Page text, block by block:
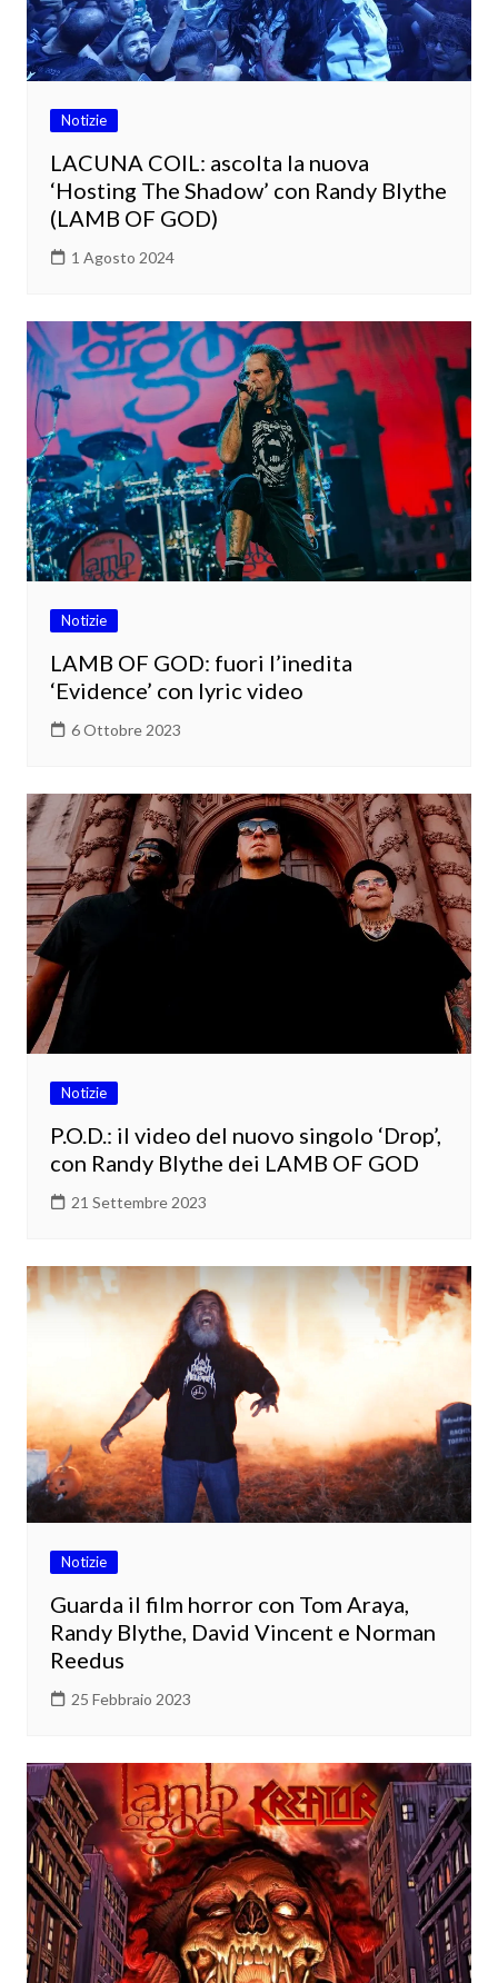
Notizie
LACUNA COIL: ascolta la nuova
‘Hosting The Shadow’ con Randy Blythe
(LAMB OF GOD)
1 Agosto 2024
Notizie
LAMB OF GOD: fuori l’inedita
‘Evidence’ con lyric video
6 Ottobre 2023
Notizie
P.O.D.: il video del nuovo singolo ‘Drop’,
con Randy Blythe dei LAMB OF GOD
21 Settembre 2023
Notizie
Guarda il film horror con Tom Araya,
Randy Blythe, David Vincent e Norman
Reedus
25 Febbraio 2023